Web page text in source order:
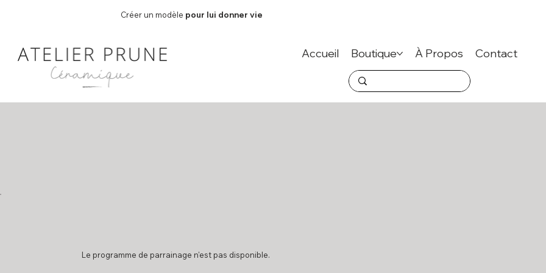
Créer un modèle pour lui donner vie
Accueil Boutique À Propos Contact
Le programme de parrainage n'est pas disponible.